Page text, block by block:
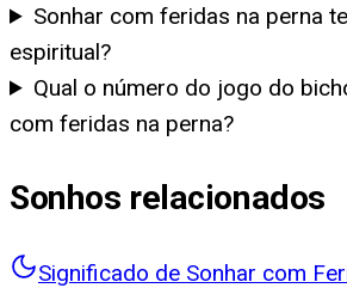
Sonhar com feridas na perna
espiritual?
Qual o número do jogo do
com feridas na perna?
Sonhos relacionados
Significado de Sonhar com